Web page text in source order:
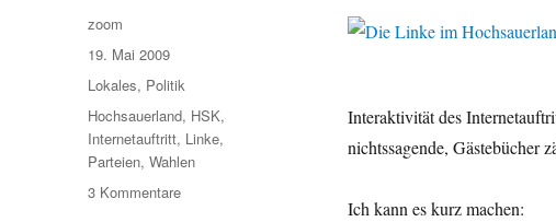
Interaktivität des
nichtssagende, Gästebücher
Ich kann es kurz machen:
Autor
zoom
Veröffentlicht
am
19. Mai 2009
Kategorien
Lokales, Politik
Schlagwörter
Hochsauerland, HSK,
Internetauftritt, Linke,
Parteien,Wahlen
3 Kommentarezu